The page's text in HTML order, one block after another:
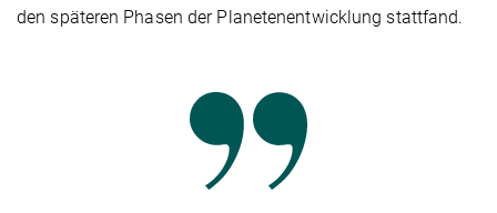
den späteren Phasen der Planetenentwicklung stattfand.